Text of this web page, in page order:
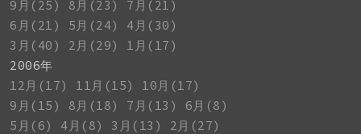
9月(25)
8月(23)
7月(21)
6月(21)
5月(24)
4月(30)
3月(40)
2月(29)
1月(17)
2006年
12月(17)
11月(15)
10月(17)
9月(15)
8月(18) 7月(13)
6月(8)
5月(6)
4月(8) 3月(13)
2月(27)